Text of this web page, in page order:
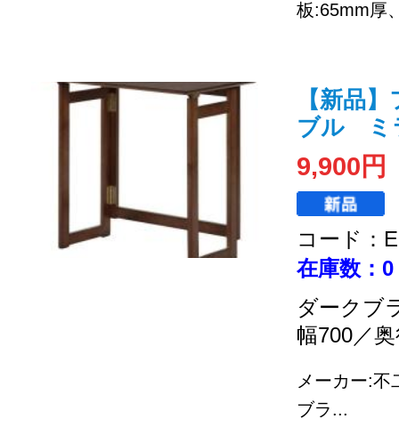
板:65mm厚
【新品
ブル ミ
9,900円
コード：
在庫数：0
ダークブ
幅700／
メーカー:不
ブラ...